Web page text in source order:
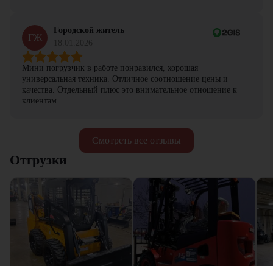
Смотреть все отзывы
ГЖ
Городской житель
Мини погрузчик в работе понравился, хорошая
универсальная техника. Отличное соотношение цены и
качества. Отдельный плюс это внимательное отношение к
клиентам.
Отгрузки